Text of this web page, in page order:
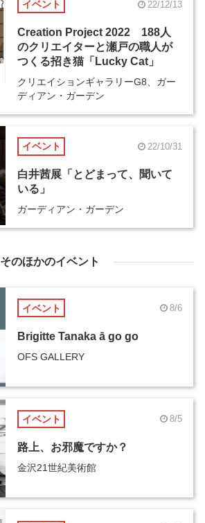
イベント 22/12/13
Creation Project 2022 188人
のクリエイターと瀬戸の職人が
つくる招き猫「Lucky Cat」
クリエイションギャラリーG8、ガー
ディアン・ガーデン
イベント 22/10/31
白井茜展「とどまって、聞いて
いる」
ガーディアン・ガーデン
そのほかのイベント
イベント 8/6
Brigitte Tanaka ā go go
OFS GALLERY
イベント 8/5
路上、お邪魔ですか？
金沢21世紀美術館